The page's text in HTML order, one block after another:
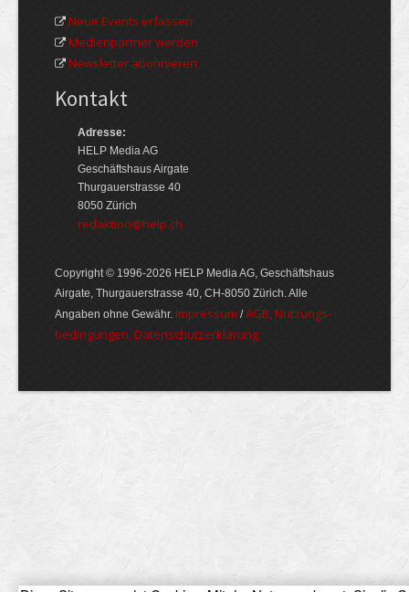
Neue Events erfassen
Medienpartner werden
Newsletter abonnieren
Kontakt
Adresse:
HELP Media AG
Geschäftshaus Airgate
Thurgauerstrasse 40
8050 Zürich
redaktion@help.ch
Copyright © 1996-2026 HELP Media AG, Geschäftshaus
Airgate, Thurgauer­strasse 40, CH-8050 Zürich. Alle
Angaben ohne Gewähr. Im­pres­sum /AGB, Nut­zungs­
bedin­gungen, Daten­schutz­er­klärung